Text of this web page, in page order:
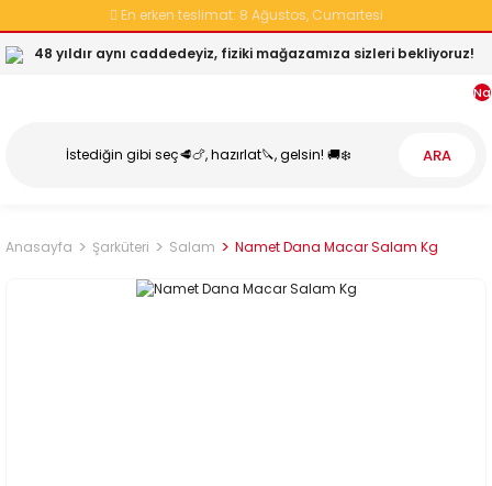
En erken teslimat: 8 Ağustos, Cumartesi
48 yıldır aynı caddedeyiz, fiziki mağazamıza sizleri bekliyoruz!
ARA
Anasayfa Şarküteri Salam Namet Dana Macar Salam Kg